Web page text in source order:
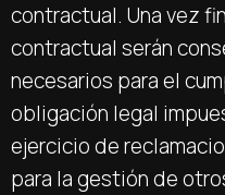
contractual. Una vez
contractual serán
necesarios para el
obligación legal
ejercicio de
para la gestión de